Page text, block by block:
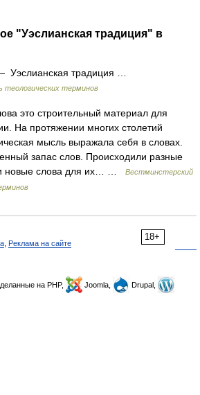
"Уэслианская традиция" в
Уэслианская традиция …
теологических терминов
это строительный материал для
На протяжении многих столетий
мысль выражала себя в словах.
запас слов. Происходили разные
новые слова для их… …
Вестминстерский
18+
Реклама на сайте
на PHP, Joomla,
Drupal,